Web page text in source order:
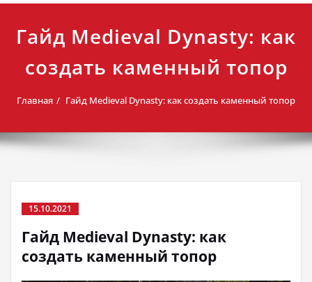
Гайд Medieval Dynasty: как
создать каменный топор
Главная Гайд Medieval Dynasty: как создать каменный топор
15.10.2021
Гайд Medieval Dynasty: как
создать каменный топор